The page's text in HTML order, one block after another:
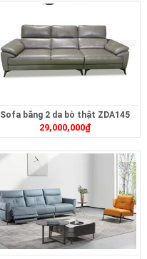
Sofa băng 2 da bò thật ZDA145
29,000,000₫